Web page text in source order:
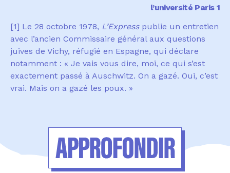
l’université Paris 1
[1] Le 28 octobre 1978, L’Expresspublie un entretien
avec l’ancien Commissaire général aux questions
juives de Vichy, réfugié en Espagne, qui déclare
notamment : « Je vais vous dire, moi, ce qui s’est
exactement passé à Auschwitz. On a gazé. Oui, c’est
vrai. Mais on a gazé les poux. »